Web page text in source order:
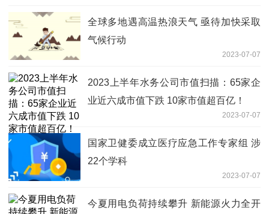
全球多地遇高温热浪天气 亟待加快采取
气候行动
2023-07-07
2023上半年水务公司市值扫描：65家企
业近六成市值下跌 10家市值超百亿！
2023-07-07
国家卫健委成立医疗应急工作专家组 涉
22个学科
2023-07-07
今夏用电负荷持续攀升 新能源火力全开